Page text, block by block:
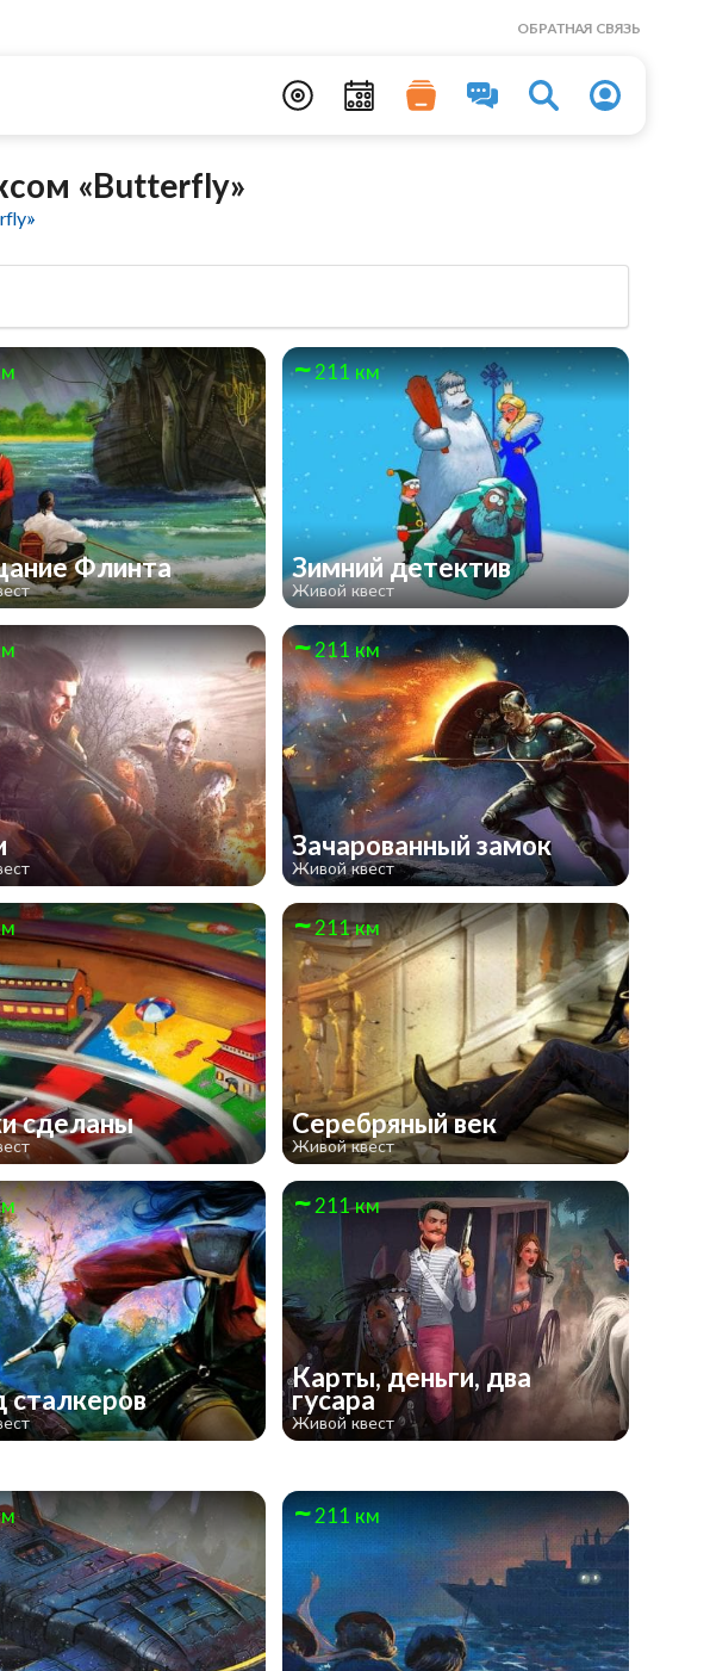
ОБРАТНАЯ СВЯЗЬ
«Butterfly»
Флинта
211 км
Зимний детектив
Живой квест
211 км
Зачарованный замок
Живой квест
сделаны
211 км
Серебряный век
Живой квест
сталкеров
211 км
Карты, деньги, два
гусара
Живой квест
211 км